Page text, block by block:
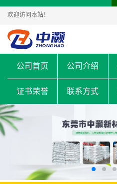
欢迎访问本站！
公司首页 公司介绍
证书荣誉 联系方式